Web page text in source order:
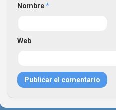
Nombre*
Web